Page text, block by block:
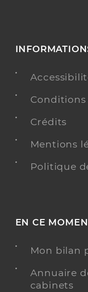
Crédits
Mentions
Politique
EN CE
Mon bilan
Annuaire
cabinets